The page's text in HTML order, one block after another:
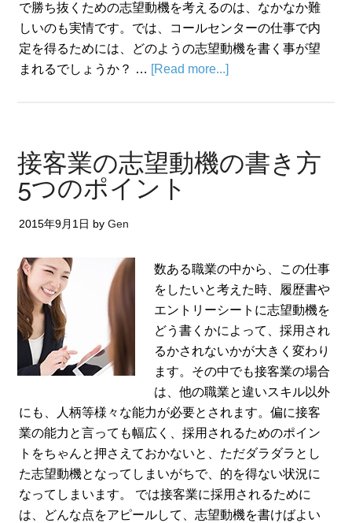
で勝ち抜くための志望動機を考えるのは、なかなか難
しいのも実情です。では、コールセンターの仕事で内
定を得るためには、どのようの志望動機を書く事が望
まれるでしょうか？ … [Read more...]
接客業の志望動機の書き方
5つのポイント
2015年9月1日 byGen
数ある職業の中から、この仕事
をしたいと考えた時、履歴書や
エントリーシートに志望動機を
どう書くかによって、採用され
るかされないかが大きく変わり
ます。その中でも接客業の場合
は、他の職業と違いスキル以外
にも、人柄等様々な能力が必要とされます。偏に接客
業の能力と言っても幅広く、採用されるためのポイン
トをちゃんと押さえておかないと、ただダラダラとし
た志望動機となってしまいがちで、的を得ない状況に
なってしまいます。 では接客業に採用されるために
は、どんな点をアピールして、志望動機を書けばよい